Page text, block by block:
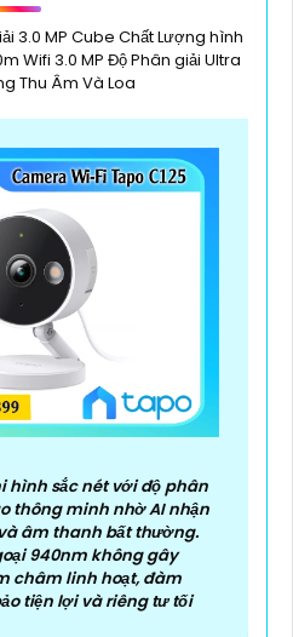
3.0 MP Cube Chất Lượng hình
Wifi 3.0 MP Độ Phân giải Ultra
Thu Âm Và Loa
hình sắc nét với độ phân
thông minh nhờ AI nhận
âm thanh bất thường.
940nm không gây
châm linh hoạt, đàm
tiện lợi và riêng tư tối